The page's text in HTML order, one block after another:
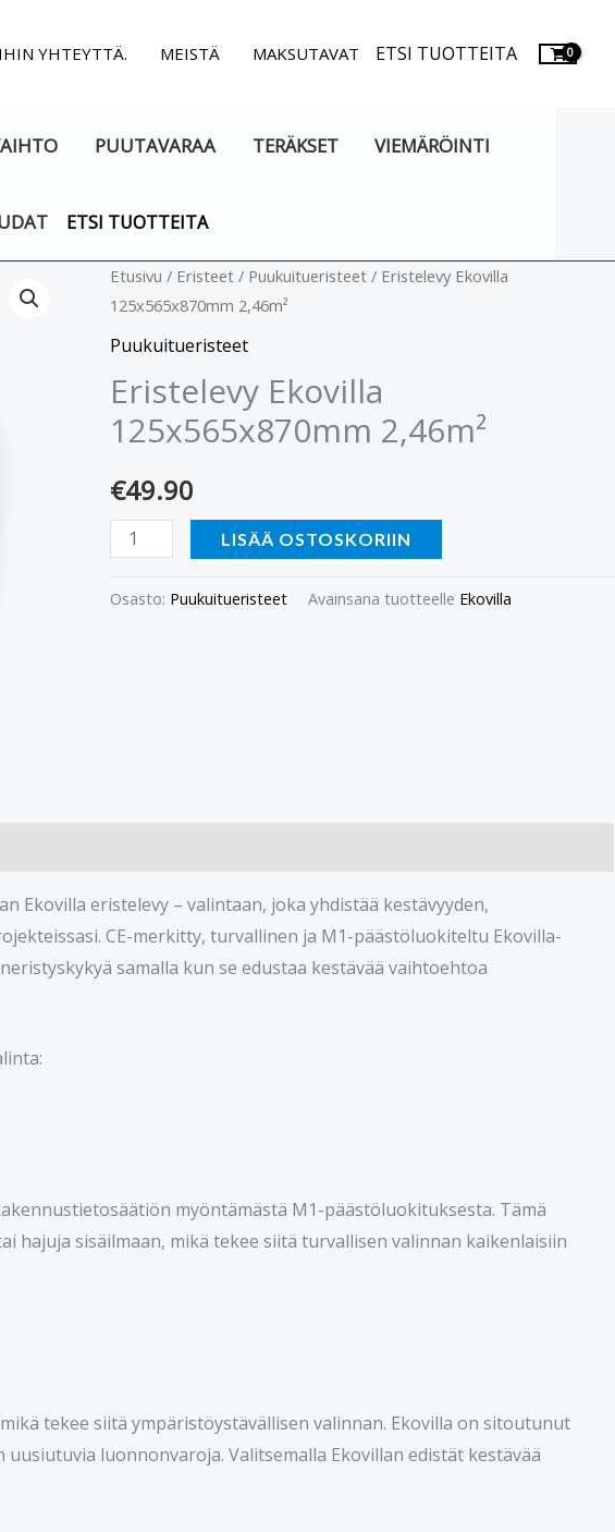
YHTEYTTÄ. MEISTÄ MAKSUTAVAT ETSI TUOTTEITA
PUUTAVARAA TERÄKSET VIEMÄRÖINTI
ETSI TUOTTEITA
Etusivu / Eristeet/ Puukuitueristeet/ Eristelevy Ekovilla
125x565x870mm 2,46m²
Puukuitueristeet
Eristelevy Ekovilla
125x565x870mm 2,46m²
€49.90
Eristelevy
Ekovilla
125x565x870mm
määrä
LISÄÄ OSTOSKORIIN
Osasto: Puukuitueristeet Avainsana tuotteelle Ekovilla
Ekovilla eristelevy – valintaan, joka yhdistää kestävyyden,
CE-merkitty, turvallinen ja M1-päästöluokiteltu Ekovilla-
samalla kun se edustaa kestävää vaihtoehtoa
myöntämästä M1-päästöluokituksesta. Tämä
hajuja sisäilmaan, mikä tekee siitä turvallisen valinnan kaikenlaisiin
tekee siitä ympäristöystävällisen valinnan. Ekovilla on sitoutunut
luonnonvaroja. Valitsemalla Ekovillan edistät kestävää